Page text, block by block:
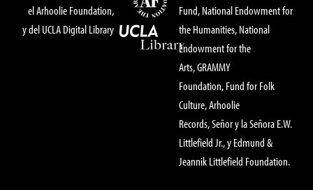
el Arhoolie Foundation,
y del UCLA Digital Library
Fund, National Endowment for
the Humanities, National
Endowment for the
Arts, GRAMMY
Foundation, Fund for Folk
Culture, Arhoolie
Records, Señor y la Señora E.W.
Littlefield Jr., y Edmund &
Jeannik Littlefield Foundation.